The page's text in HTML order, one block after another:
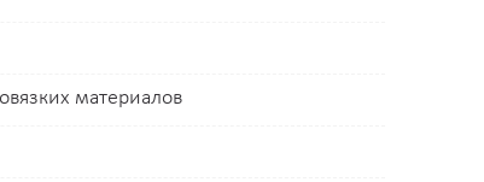
материалов